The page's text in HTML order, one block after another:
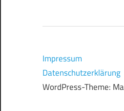
Impressum
Datenschutzerklärung
WordPress-Theme: